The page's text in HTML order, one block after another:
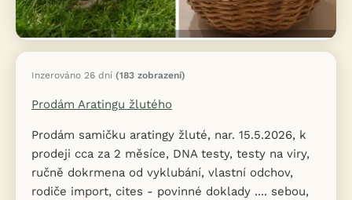
Inzerováno 26 dní (183 zobrazení)
Prodám Aratingu žlutého
Prodám samičku aratingy žluté, nar. 15.5.2026, k
prodeji cca za 2 měsíce, DNA testy, testy na viry,
ručně dokrmena od vyklubání, vlastní odchov,
rodiče import, cites - povinné doklady .... sebou,